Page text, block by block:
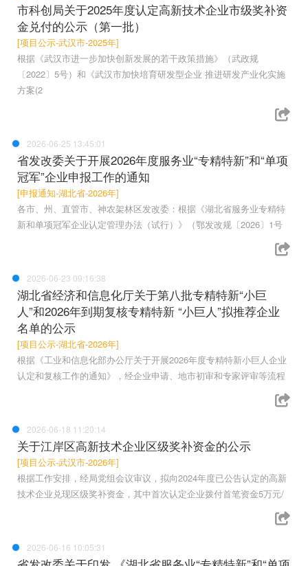
市科创局关于2025年度认定高新技术企业市级奖补资
金兑付的公示（第一批）
[项目公示-武汉市-2025年]
根据《武汉市进一步加快创新发展的若干政策措施》（武政规
〔2022〕5号）和《武汉市加快培育研发型企业 推进研发产业化实施
方案(2
2026-06-25 13:45:01
省发改委关于开展2026年度服务业“专精特新”和“单项
冠军”企业申报工作的通知
[申报通知-湖北省-2026年]
各市、州、直管市、神农架林区发改委：根据《湖北省服务业专精特
新和单项冠军企业认定管理办法（试行）》（鄂发改规〔2026〕1号
2026-06-23 09:16:38
湖北省经济和信息化厅关于第八批专精特新“小巨
人”和2026年到期复核专精特新 “小巨人”拟推荐企业
名单的公示
[项目公示-湖北省-2026年]
根据《工业和信息化部办公厅关于开展2026年度专精特新小巨人企业
认定和复核工作的通知》，经企业申请、地市初审和专家评审等流程
2026-06-18 11:20:14
关于江岸区高新技术企业区级奖补资金的公示
[项目公示-武汉市-2026年]
根据工作安排，经局党组会议审议，拟向2024年度已公告认定的高新
技术企业兑现区级奖补资金，其中首次认定企业拨付首笔资金5万元/
2026-06-16 10:05:31